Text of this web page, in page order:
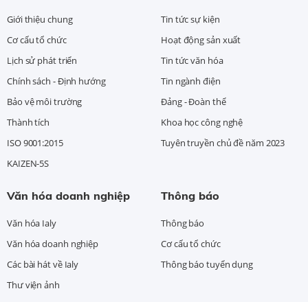
Giới thiệu chung
Cơ cấu tổ chức
Lịch sử phát triển
Chính sách - Định hướng
Bảo vệ môi trường
Thành tích
ISO 9001:2015
KAIZEN-5S
Tin tức sự kiện
Hoạt động sản xuất
Tin tức văn hóa
Tin ngành điện
Đảng - Đoàn thể
Khoa học công nghệ
Tuyên truyền chủ đề năm 2023
Văn hóa doanh nghiệp
Văn hóa Ialy
Văn hóa doanh nghiệp
Các bài hát về Ialy
Thư viện ảnh
Thông báo
Thông báo
Cơ cấu tổ chức
Thông báo tuyển dụng